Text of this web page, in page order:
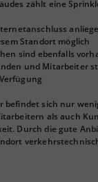
zählt eine
Standort möglich
sind ebenfalls
und Mitarbeiter
befindet sich nur
als auch
Durch die gute